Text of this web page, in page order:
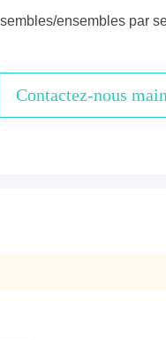
ensembles par
Contactez-nous